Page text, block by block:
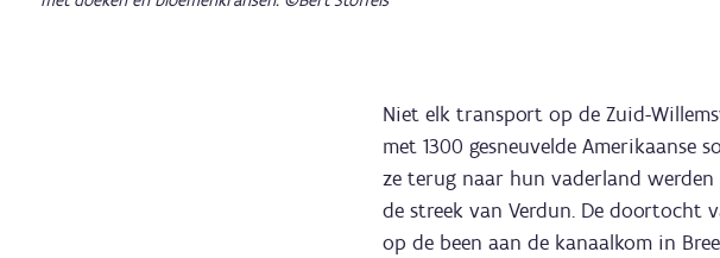
Niet elk transport op de Zuid-
met 1300 gesneuvelde
ze terug naar hun vaderland
de streek van Verdun. De doortocht
op de been aan de kanaalkom in